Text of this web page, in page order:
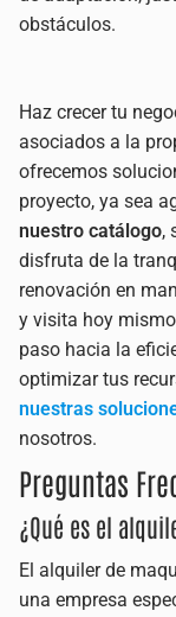
obstáculos.
Haz crecer tu
asociados a la
ofrecemos
proyecto, ya sea
nuestro catálogo,
disfruta de la
renovación en
y visita hoy mismo
paso hacia la
optimizar tus
nuestras
nosotros.
Preguntas
¿Qué es el
El alquiler de
una empresa